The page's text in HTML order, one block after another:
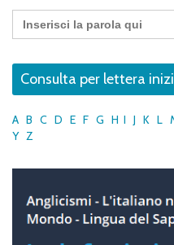
Search
for:
Consulta per lettera
A B C D E F G H I J K L
Y Z